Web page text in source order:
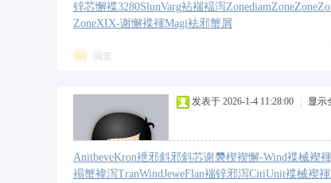
锌芯懈褋3280SlunVarg袩褍褔泻ZonediamZoneZone
ZoneXIX-谢懈褋褌Magi袪邪蟹屑
回复
发表于 2026-1-4 11:28:00 显示
AnitbeveKron袣邪斜邪斜芯谢褜楔褉懈-Wind褋械褉褌
褟蟹褘泻TranWindJeweFlan褍锌邪泻CitiUnit褋械褉褌